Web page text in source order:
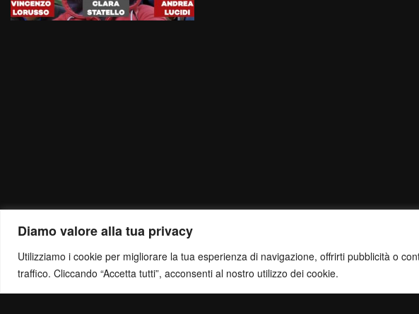
Diamo valore alla tua privacy
Utilizziamo i cookie per migliorare la tua esperienza di navigazione, offrirti pubblicità o
traffico. Cliccando “Accetta tutti”, acconsenti al nostro utilizzo dei cookie.